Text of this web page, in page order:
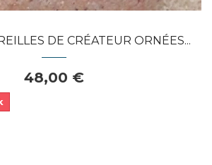
DE CRÉATEUR ORNÉES...
48,00 €